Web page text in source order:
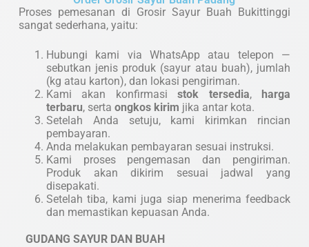
Proses pemesanan di Grosir Sayur Buah Bukittinggi
sangat sederhana, yaitu:
Hubungi kami via WhatsApp atau telepon —
sebutkan jenis produk (sayur atau buah), jumlah
(kg atau karton), dan lokasi pengiriman.
Kami akan konfirmasistok tersedia, harga
terbaru, serta ongkos kirim jika antar kota.
Setelah Anda setuju, kami kirimkan rincian
pembayaran.
Anda melakukan pembayaran sesuai instruksi.
Kami proses pengemasan dan pengiriman.
Produk akan dikirim sesuai jadwal yang
disepakati.
Setelah tiba, kami juga siap menerima feedback
dan memastikan kepuasan Anda.
GUDANG SAYUR DAN BUAH